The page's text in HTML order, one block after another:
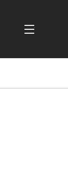
OFF CANVAS